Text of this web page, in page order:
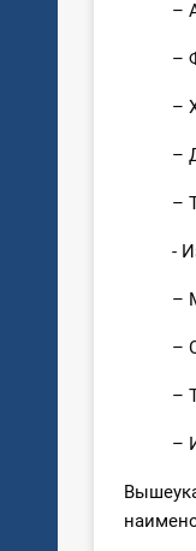
–
–
–
–
–
-
–
–
–
–